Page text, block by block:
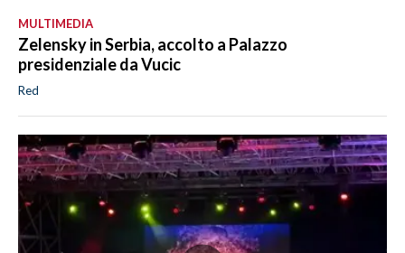
MULTIMEDIA
Zelensky in Serbia, accolto a Palazzo
presidenziale da Vucic
Red